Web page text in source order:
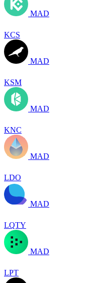
MAD
KCS
MAD
KSM
MAD
KNC
MAD
LDO
MAD
LQTY
MAD
LPT